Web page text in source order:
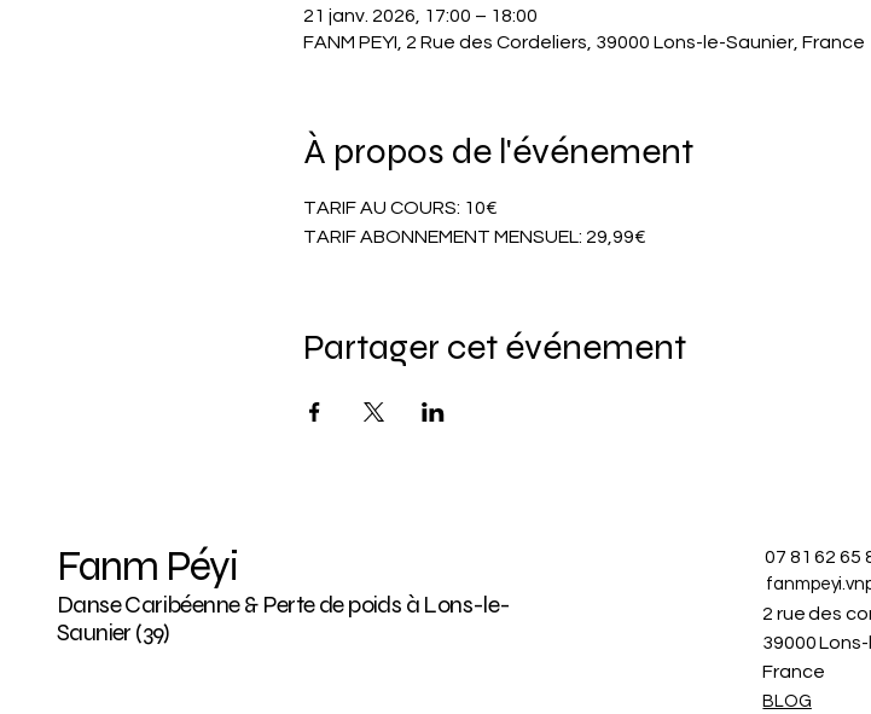
21 janv. 2026, 17:00 – 18:00
FANM PEYI, 2 Rue des Cordeliers, 39000 Lons-le-Saunier, France
À propos de l'événement
TARIF AU COURS: 10€
TARIF ABONNEMENT MENSUEL: 29,99€
Partager cet événement
Fanm Péyi
Danse Caribéenne & Perte de poids à Lons-le-
Saunier (39)
07 81 62 65
2 rue des
39000
France
BLOG